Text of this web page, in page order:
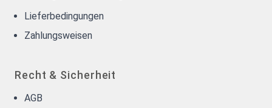
Lieferbedingungen
Zahlungsweisen
Recht & Sicherheit
AGB